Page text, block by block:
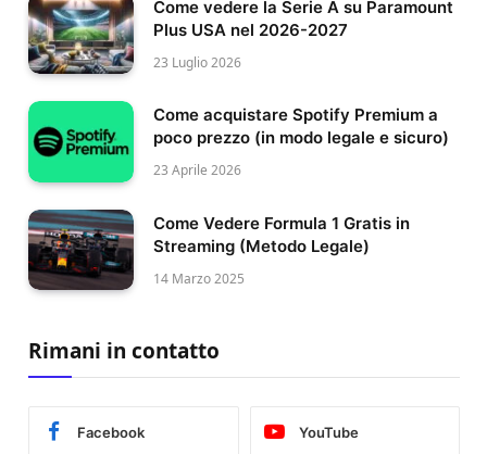
Come vedere la Serie A su Paramount
Plus USA nel 2026-2027
23 Luglio 2026
Come acquistare Spotify Premium a
poco prezzo (in modo legale e sicuro)
23 Aprile 2026
Come Vedere Formula 1 Gratis in
Streaming (Metodo Legale)
14 Marzo 2025
Rimani in contatto
Facebook YouTube